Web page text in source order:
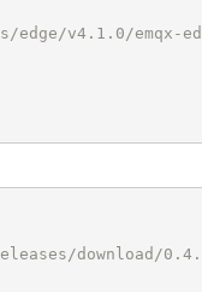
edge/v4.1.0/emqx-
download/